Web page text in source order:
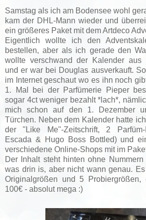
Samstag als ich am Bodensee wohl
kam der DHL-Mann wieder und
ein größeres Paket mit dem Artdeco
Eigentlich wollte ich den
bestellen, aber als ich gerade den
wollte verschwand der Kalender aus
und er war bei Douglas ausverkauft.
im Internet geschaut wo es ihn noch
1. Mal bei der Parfümerie Pieper
sogar 4ct weniger bezahlt *lach*,
mich schon auf den 1. Dezember
Türchen. Neben dem Kalender hatte
der "Like Me"-Zeitschrift, 2 Parfüm-
Escada & Hugo Boss Bottled) und
verschiedene Online-Shops mit im
Der Inhalt steht hinten ohne
was drin is, aber nicht wann genau.
Originalgrößen und 5 Probiergrößen,
100€ - absolut mega :)